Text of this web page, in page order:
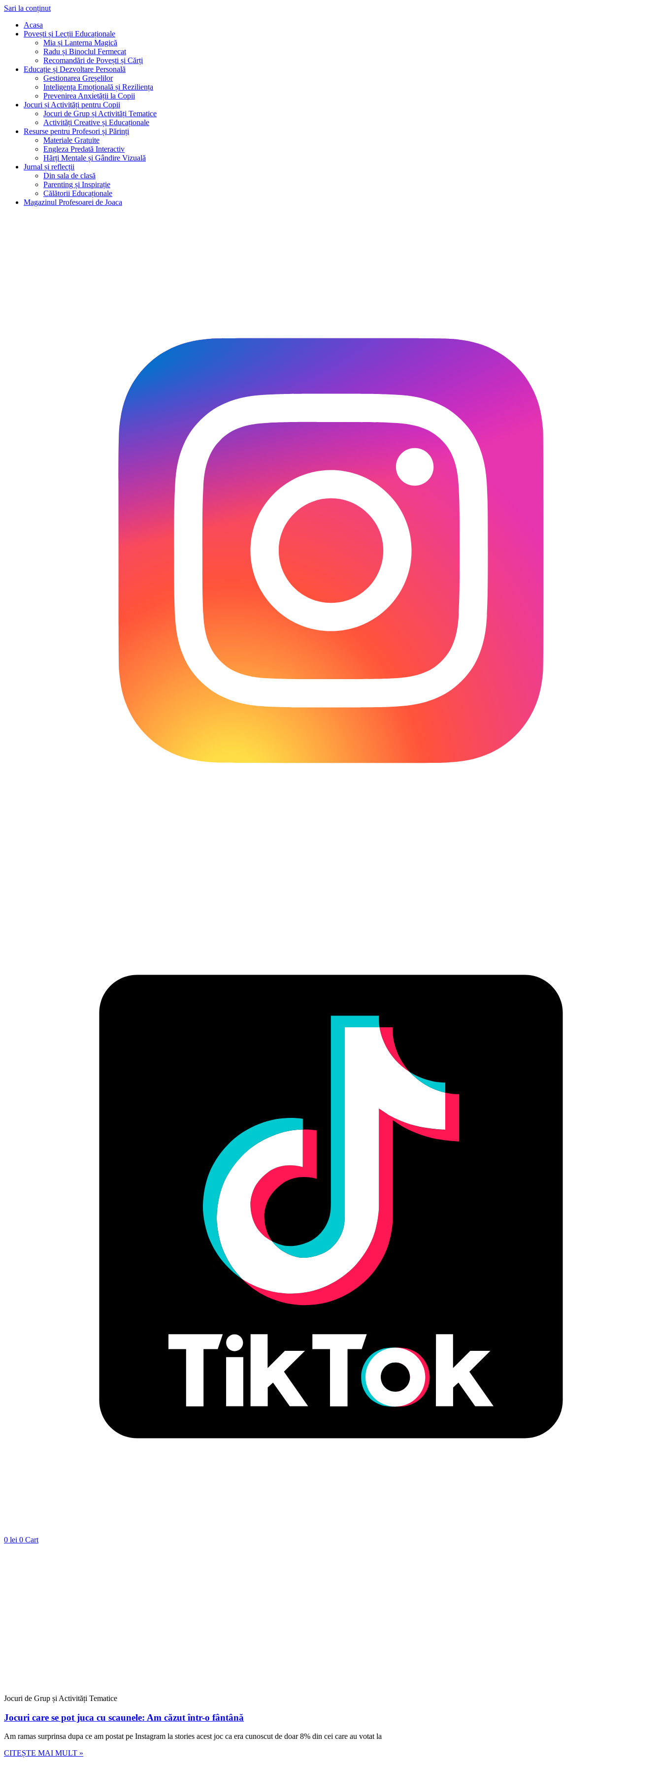
Sari la conținut
Acasa
Povești și Lecții Educaționale
Mia și Lanterna Magică
Radu și Binoclul Fermecat
Recomandări de Povești și Cărți
Educație și Dezvoltare Personală
Gestionarea Greșelilor
Inteligența Emoțională și Reziliența
Prevenirea Anxietății la Copii
Jocuri și Activități pentru Copii
Jocuri de Grup și Activități Tematice
Activități Creative și Educaționale
Resurse pentru Profesori și Părinți
Materiale Gratuite
Engleza Predată Interactiv
Hărți Mentale și Gândire Vizuală
Jurnal și reflecții
Din sala de clasă
Parenting și Inspirație
Călătorii Educaționale
Magazinul Profesoarei de Joaca
0 lei 0 Cart
Jocuri de Grup și Activități Tematice
Jocuri care se pot juca cu scaunele: Am căzut într-o fântână
Am ramas surprinsa dupa ce am postat pe Instagram la stories acest joc ca era cunoscut de doar 8% din cei care au votat la
CITEȘTE MAI MULT »